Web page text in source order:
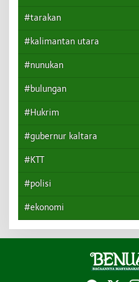
#tarakan
#kalimantan utara
#nunukan
#bulungan
#Hukrim
#gubernur kaltara
#KTT
#polisi
#ekonomi